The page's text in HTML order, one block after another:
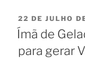
PUBLICADO
EM
22 DE JULHO
Ímã de
para gerar